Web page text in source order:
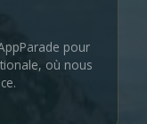
pour
où nous